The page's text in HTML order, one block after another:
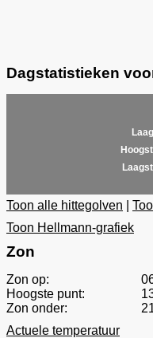
Dagstatistieken
Toon alle hittegolven
Toon Hellmann-grafiek
Zon
Zon op:
Hoogste punt:
Zon onder:
Actuele temperatuur